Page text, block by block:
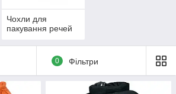
Чохли для
пакування речей
0 Фільтри